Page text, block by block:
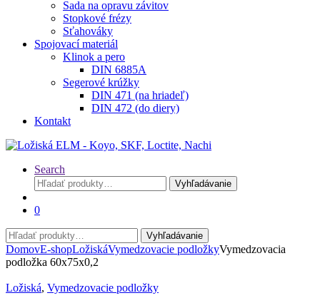
Sada na opravu závitov
Stopkové frézy
Sťahováky
Spojovací materiál
Klinok a pero
DIN 6885A
Segerové krúžky
DIN 471 (na hriadeľ)
DIN 472 (do diery)
Kontakt
Search
Hľadať:
Vyhľadávanie
0
Hľadať:
Vyhľadávanie
DomovE-shopLožiskáVymedzovacie podložkyVymedzovacia
podložka 60x75x0,2
Ložiská, Vymedzovacie podložky